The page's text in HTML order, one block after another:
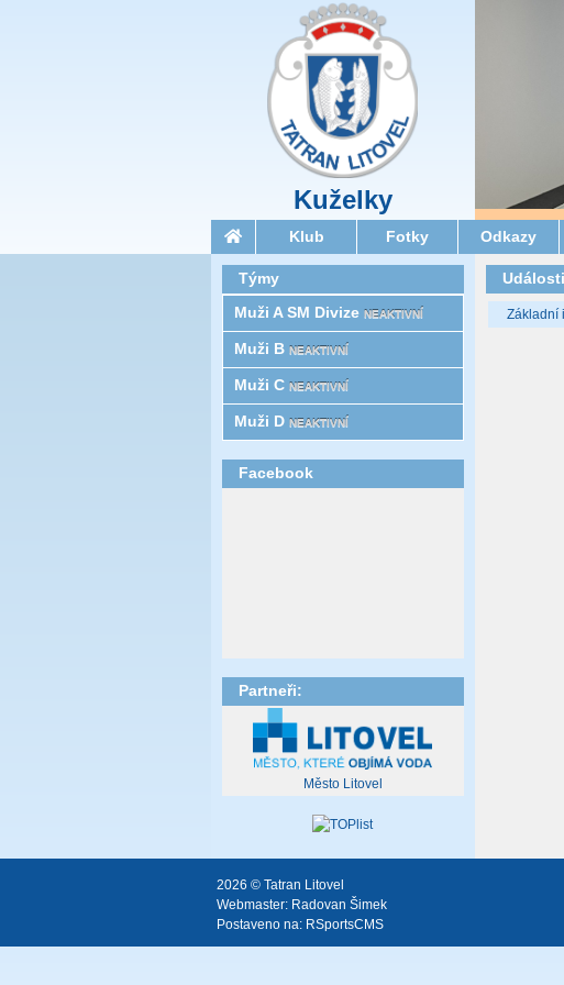
Kuželky
Klub Fotky Odkazy
Základní
Týmy
Muži A SM Divize NEAKTIVNÍ
Muži B NEAKTIVNÍ
Muži C NEAKTIVNÍ
Muži D NEAKTIVNÍ
Facebook
Partneři:
Město Litovel
2026 © Tatran Litovel
Webmaster: Radovan Šimek
Postaveno na: RSportsCMS